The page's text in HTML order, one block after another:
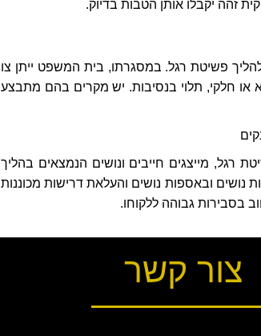
זהה יקבלו אותן הטבות בדיוק.
פשיטת רגל. במסגרתו, בית המשפט ייתן צו
או חלקי, תלוי בנסיבות. יש מקרים בהם מתבצע
רגל, מייצגים חייבים ונושים הנמצאים בהליך
נושים ובאספות נושים והעלאת דרישות מכוננות
בסבירות גבוהה ללקוחו.
צור קשר